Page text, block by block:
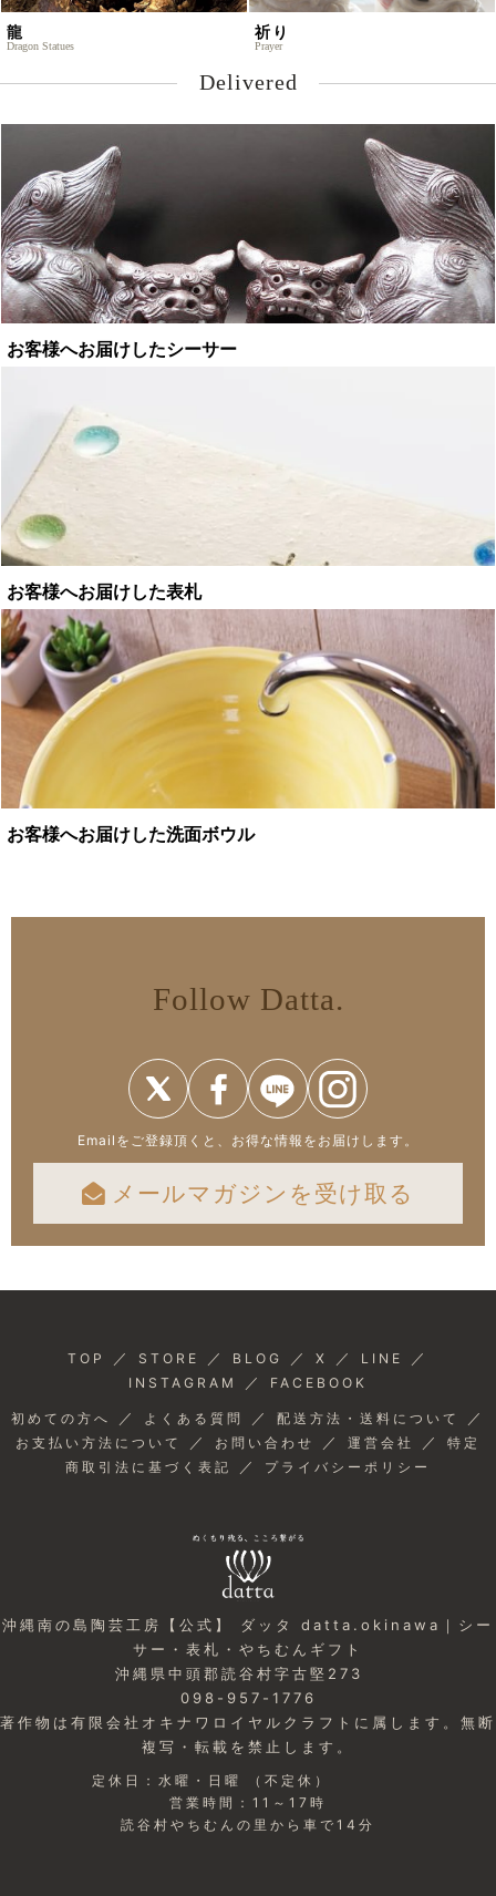
龍
Dragon Statues
祈り
Prayer
Delivered
お客様へお届けしたシーサー
お客様へお届けした表札
お客様へお届けした洗面ボウル
Follow Datta.
Emailをご登録頂くと、お得な情報をお届けします。
メールマガジンを受け取る
TOP ／ STORE ／ BLOG ／ X ／ LINE ／
INSTAGRAM ／ FACEBOOK
初めての方へ ／ よくある質問 ／ 配送方法・送料について ／
お支払い方法について ／ お問い合わせ ／ 運営会社 ／ 特定
商取引法に基づく表記
／ プライバシーポリシー
沖縄南の島陶芸工房【公式】 ダッタ datta.okinawa｜シー
サー・表札・やちむんギフト
沖縄県中頭郡読谷村字古堅273
098-957-1776
著作物は有限会社オキナワロイヤルクラフトに属します。無断
複写・転載を禁止します。
定休日：水曜・日曜 （不定休）
営業時間：11～17時
読谷村やちむんの里から車で14分